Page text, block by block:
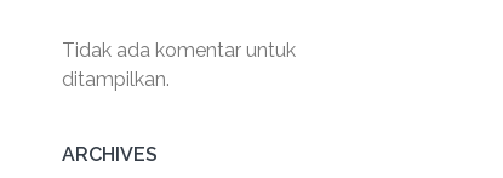
Tidak ada komentar untuk
ditampilkan.
ARCHIVES